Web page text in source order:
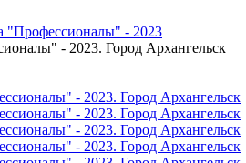
"Профессионалы" - 2023
- 2023. Город Архангельск